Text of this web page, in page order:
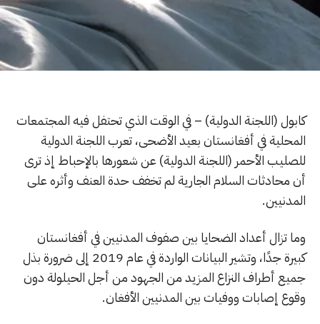
كابول (اللجنة الدولية) – في الوقت الذي تحتفل فيه المجتمعات
المحلية في أفغانستان بعيد الأضحى، تعرب اللجنة الدولية
للصليب الأحمر (اللجنة الدولية) عن شعورها بالإحباط إذ ترى
أن محادثات السلام الجارية لم تخفف حدة العنف وأثره على
المدنيين.
وما تزال أعداد الضحايا بين صفوف المدنيين في أفغانستان
كبيرة جدًا، وتشير البيانات الواردة في عام 2019 إلى ضرورة بذل
جميع أطراف النزاع المزيد من الجهود من أجل الحيلولة دون
وقوع إصابات ووفيات بين المدنيين الأفغان.